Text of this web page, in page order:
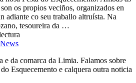
os propios veciños, organizados en
adiante co seu traballo altruísta. Na
tesoureira da …
da comarca da Limia. Falamos sobre
Esquecemento e calquera outra noticia